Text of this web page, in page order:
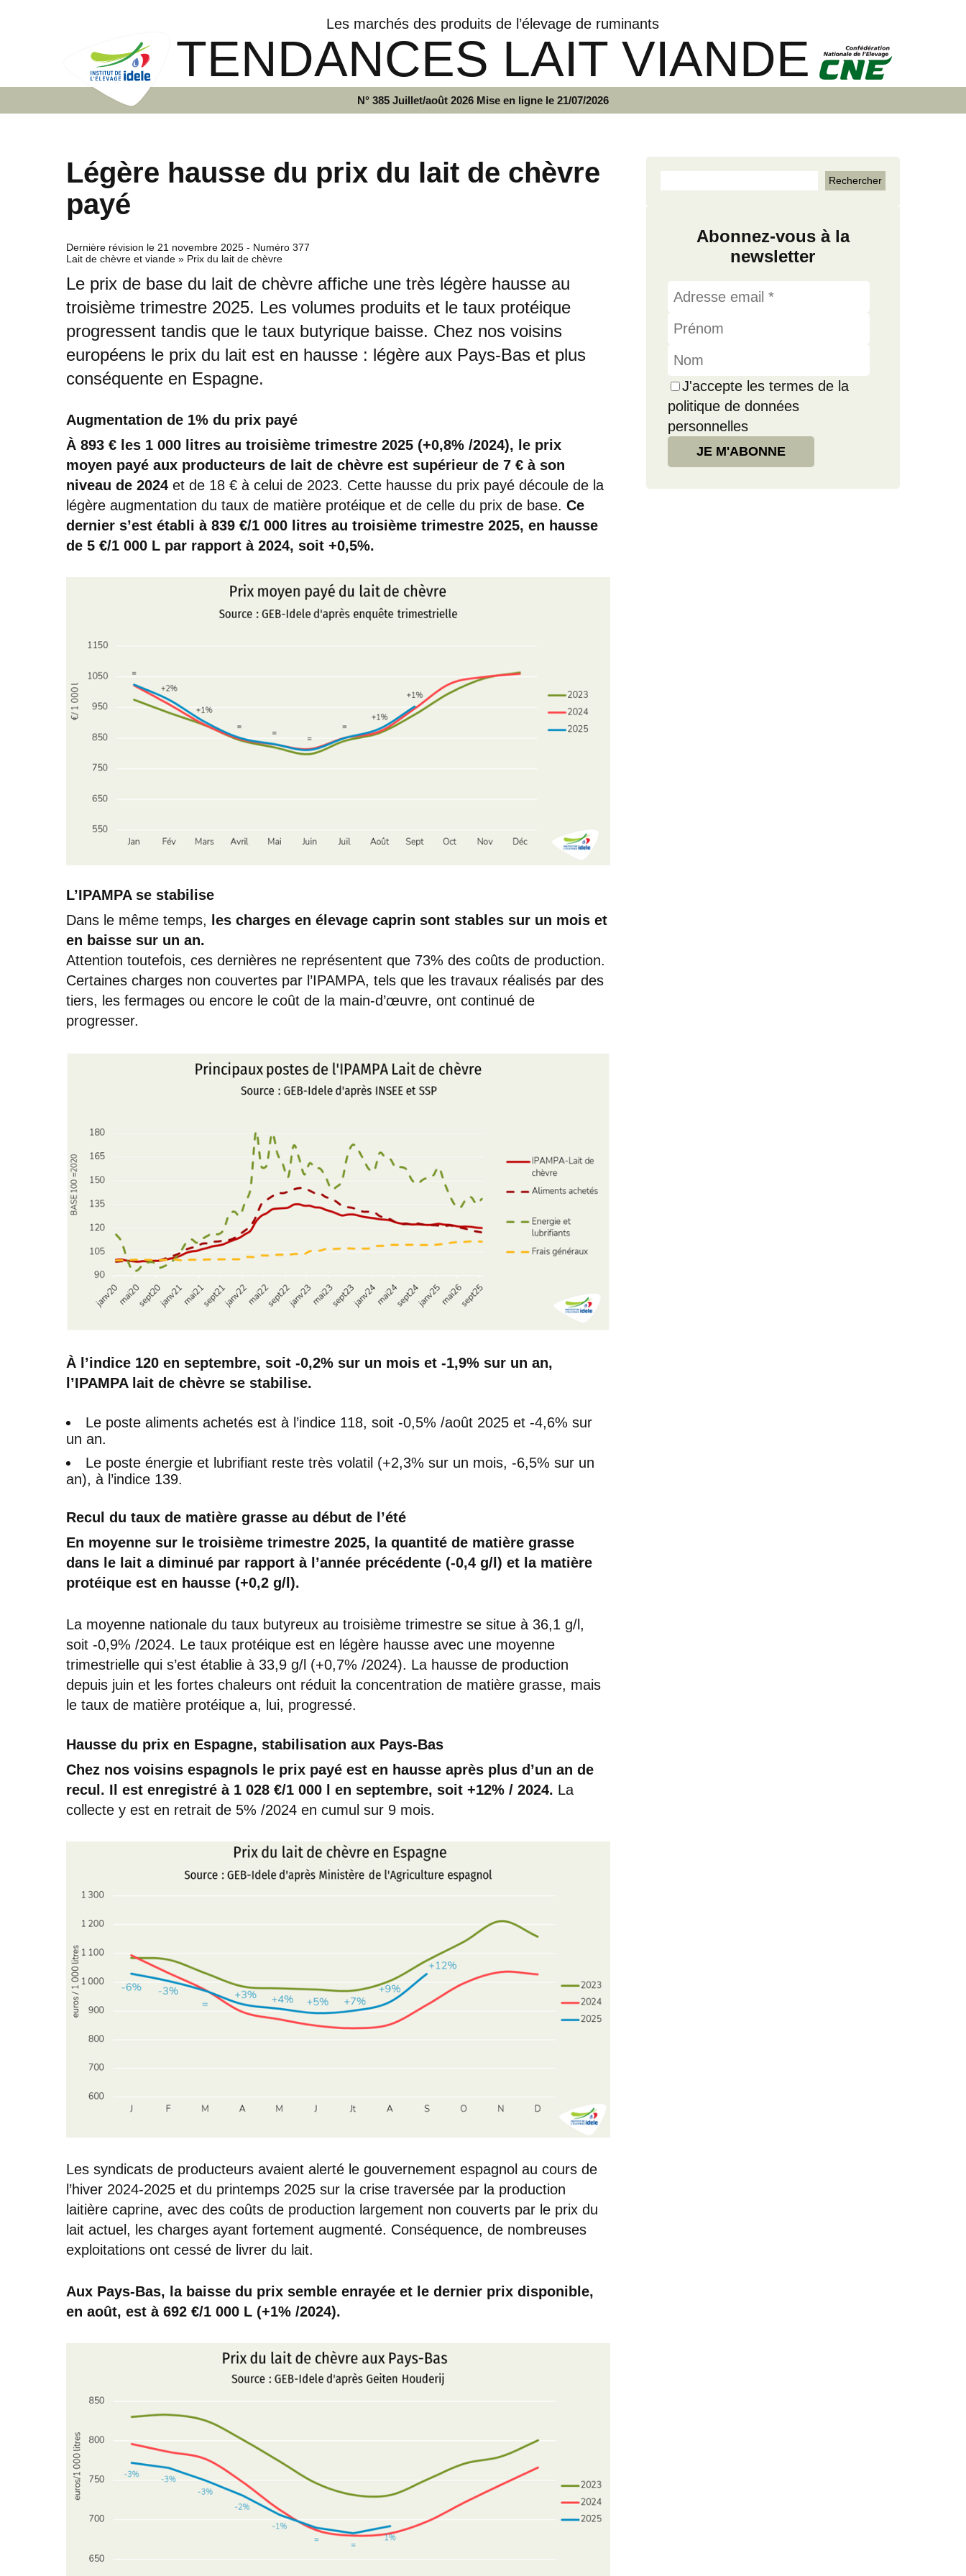
Les marchés des produits de l’élevage de ruminants
TENDANCES LAIT VIANDE
N° 385 Juillet/août 2026 Mise en ligne le 21/07/2026
Légère hausse du prix du lait de chèvre
payé
Dernière révision le 21 novembre 2025 - Numéro 377
Lait de chèvre et viande » Prix du lait de chèvre
Le prix de base du lait de chèvre affiche une très légère hausse au
troisième trimestre 2025. Les volumes produits et le taux protéique
progressent tandis que le taux butyrique baisse. Chez nos voisins
européens le prix du lait est en hausse : légère aux Pays-Bas et plus
conséquente en Espagne.
Augmentation de 1% du prix payé
À 893 € les 1 000 litres au troisième trimestre 2025 (+0,8% /2024), le prix
moyen payé aux producteurs de lait de chèvre est supérieur de 7 € à son
niveau de 2024 et de 18 € à celui de 2023. Cette hausse du prix payé découle de la
légère augmentation du taux de matière protéique et de celle du prix de base. Ce
dernier s’est établi à 839 €/1 000 litres au troisième trimestre 2025, en hausse
de 5 €/1 000 L par rapport à 2024, soit +0,5%.
L’IPAMPA se stabilise
Dans le même temps,
les charges en élevage caprin sont stables sur un mois et
en baisse sur un an.
Attention toutefois, ces dernières ne représentent que 73% des coûts de production.
Certaines charges non couvertes par l’IPAMPA, tels que les travaux réalisés par des
tiers, les fermages ou encore le coût de la main-d’œuvre, ont continué de
progresser.
À l’indice 120 en septembre, soit -0,2% sur un mois et -1,9% sur un an,
l’IPAMPA lait de chèvre se stabilise.
Le poste aliments achetés est à l’indice 118, soit -0,5% /août 2025 et -4,6% sur
un an.
Le poste énergie et lubrifiant reste très volatil (+2,3% sur un mois, -6,5% sur un
an), à l’indice 139.
Recul du taux de matière grasse au début de l’été
En moyenne sur le troisième trimestre 2025, la quantité de matière grasse
dans le lait a diminué par rapport à l’année précédente (-0,4 g/l) et la matière
protéique est en hausse (+0,2 g/l).
La moyenne nationale du taux butyreux au troisième trimestre se situe à 36,1 g/l,
soit -0,9% /2024. Le taux protéique est en légère hausse avec une moyenne
trimestrielle qui s’est établie à 33,9 g/l (+0,7% /2024). La hausse de production
depuis juin et les fortes chaleurs ont réduit la concentration de matière grasse, mais
le taux de matière protéique a, lui, progressé.
Hausse du prix en Espagne, stabilisation aux Pays-Bas
Chez nos voisins espagnols le prix payé est en hausse après plus d’un an de
recul. Il est enregistré à 1 028 €/1 000 l en septembre, soit +12% / 2024. La
collecte y est en retrait de 5% /2024 en cumul sur 9 mois.
Les syndicats de producteurs avaient alerté le gouvernement espagnol au cours de
l’hiver 2024-2025 et du printemps 2025 sur la crise traversée par la production
laitière caprine, avec des coûts de production largement non couverts par le prix du
lait actuel, les charges ayant fortement augmenté. Conséquence, de nombreuses
exploitations ont cessé de livrer du lait.
Aux Pays-Bas, la baisse du prix semble enrayée et le dernier prix disponible,
en août, est à 692 €/1 000 L (+1% /2024).
Abonnez-vous à la
newsletter
J'accepte les termes de la
politique de données
personnelles